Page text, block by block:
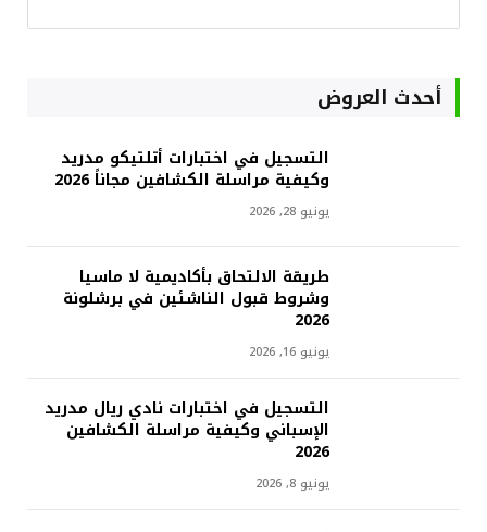
أحدث العروض
التسجيل في اختبارات أتلتيكو مدريد
وكيفية مراسلة الكشافين مجاناً 2026
يونيو 28, 2026
طريقة الالتحاق بأكاديمية لا ماسيا
وشروط قبول الناشئين في برشلونة
2026
يونيو 16, 2026
التسجيل في اختبارات نادي ريال مدريد
الإسباني وكيفية مراسلة الكشافين
2026
يونيو 8, 2026